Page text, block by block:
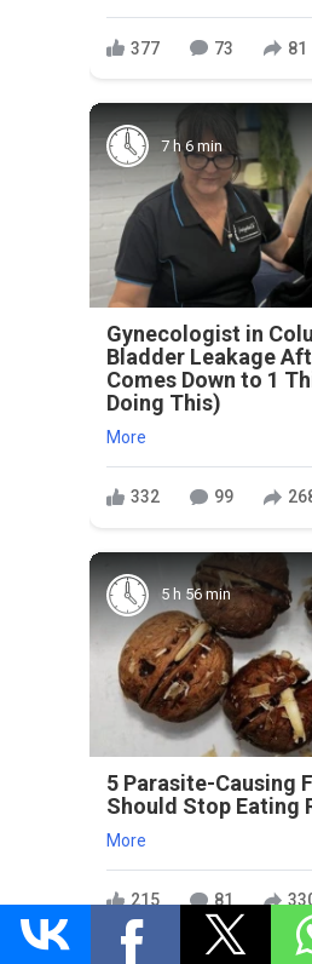
377 73 81
7 h 6 min
Gynecologist in
Bladder Leakage
Comes Down to 1
Doing This)
More
332 99
5 h 56 min
5 Parasite-Causing
Should Stop Eating
More
215 81